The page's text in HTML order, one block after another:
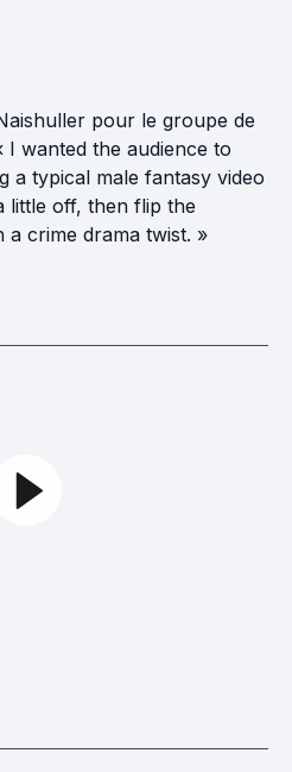
pour le groupe de
wanted the audience to
a typical male fantasy video
little off, then flip the
crime drama twist. »